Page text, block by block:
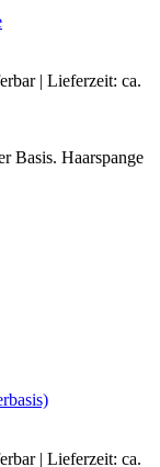
| Lieferzeit: ca.
Basis. Haarspange
| Lieferzeit: ca.